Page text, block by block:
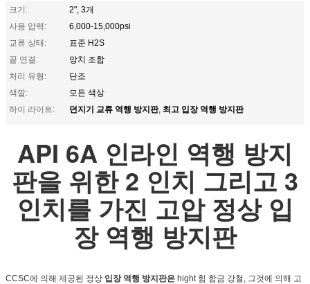
크기:
2", 3개
사용 압력:
6,000-15,000psi
교류 상태:
표준 H2S
끝 연결:
망치 조합
처리 유형:
단조
색깔:
모든 색상
하이 라이트:
던지기 교류 역행 방지판, 최고 입장 역행 방지판
API 6A 인라인 역행 방지
판을 위한 2 인치 그리고 3
인치를 가진 고압 정상 입
장 역행 방지판
CCSC에 의해 제공된 정상 입장 역행 방지판은 hight 힘 합금 강철, 그것에 의해 고